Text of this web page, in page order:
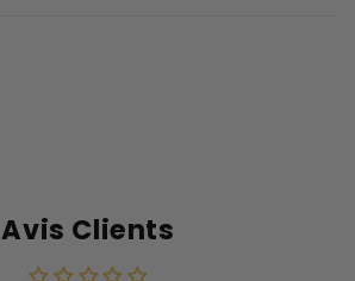
Avis Clients